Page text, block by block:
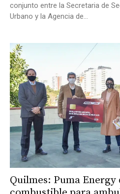
conjunto entre la Secretaria de
Urbano y la Agencia de...
Quilmes: Puma